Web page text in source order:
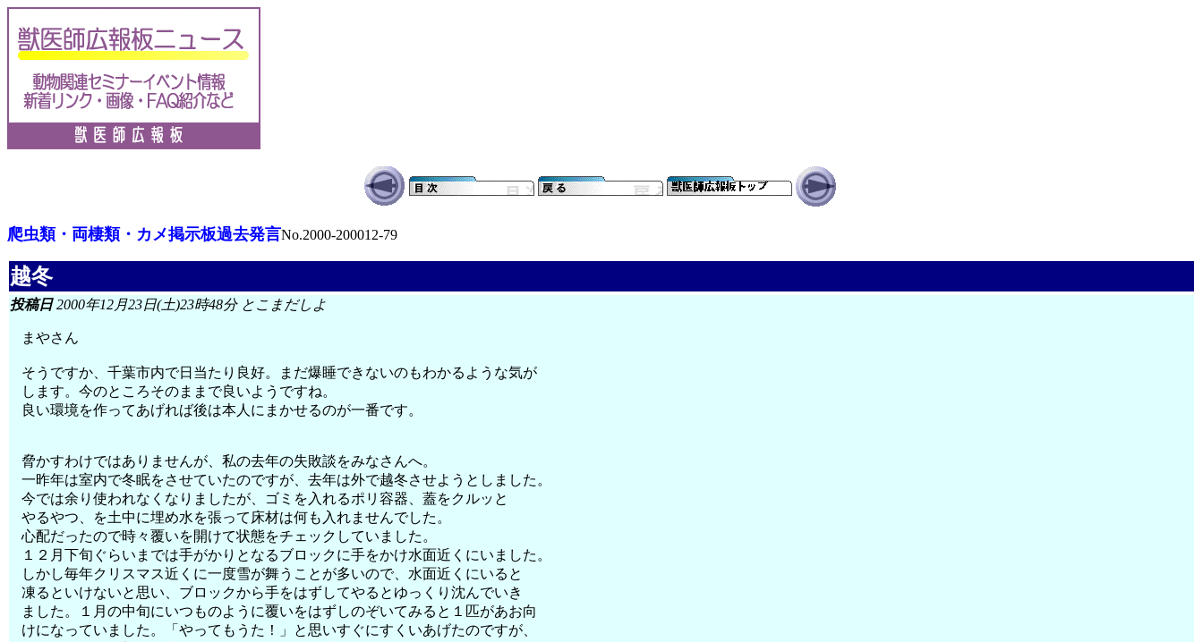
爬虫類・両棲類・カメ掲示板過去発言No.2000-200012-79
越冬
投稿日2000年12月23日(土)23時48分 とこまだしよ
まやさん
そうですか、千葉市内で日当たり良好。まだ爆睡できないのもわかるような気が
します。今のところそのままで良いようですね。
良い環境を作ってあげれば後は本人にまかせるのが一番です。
脅かすわけではありませんが、私の去年の失敗談をみなさんへ。
一昨年は室内で冬眠をさせていたのですが、去年は外で越冬させようとしました。
今では余り使われなくなりましたが、ゴミを入れるポリ容器、蓋をクルッと
やるやつ、を土中に埋め水を張って床材は何も入れませんでした。
心配だったので時々覆いを開けて状態をチェックしていました。
１２月下旬ぐらいまでは手がかりとなるブロックに手をかけ水面近くにいました。
しかし毎年クリスマス近くに一度雪が舞うことが多いので、水面近くにいると
凍るといけないと思い、ブロックから手をはずしてやるとゆっくり沈んでいき
ました。１月の中旬にいつものように覆いをはずしのぞいてみると１匹があお向
けになっていました。「やってもうた！」と思いすぐにすくいあげたのですが、